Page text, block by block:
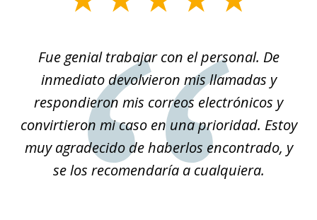
Fue genial trabajar con el personal. De
inmediato devolvieron mis llamadas y
respondieron mis correos electrónicos y
convirtieron mi caso en una prioridad. Estoy
muy agradecido de haberlos encontrado, y
se los recomendaría a cualquiera.